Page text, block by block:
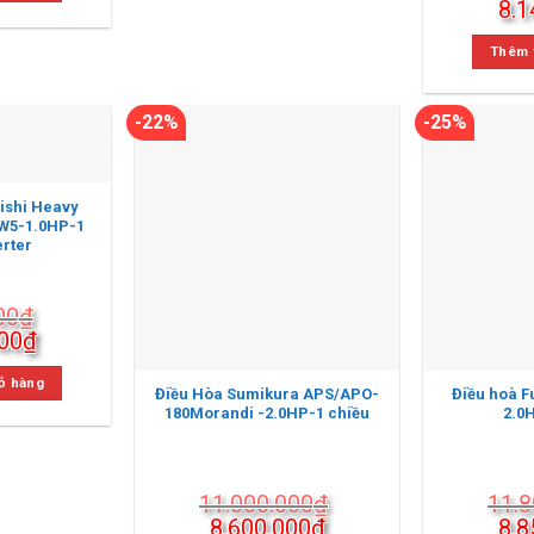
7.940.000₫.
Giá
là:
Thêm
Heavy
1.0HP-1
₫
₫Giá
hiện
tại
8.440.000₫.
hàng
-22%
Điều Hòa Sumikura APS/APO-
180Morandi -2.0HP-1 chiều
11.000.000₫
Giá
Giá
-25%
Điều hoà
Giá